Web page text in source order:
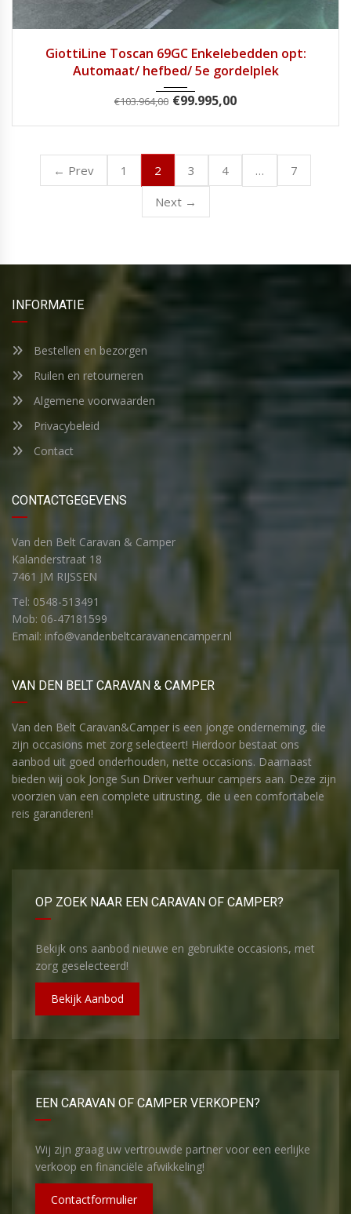
GiottiLine Toscan 69GC Enkelebedden opt:
Automaat/ hefbed/ 5e gordelplek
€103.964,00 €99.995,00
← Prev 1 2 3 4 …
7
Next →
INFORMATIE
Bestellen en bezorgen
Ruilen en retourneren
Algemene voorwaarden
Privacybeleid
Contact
CONTACTGEGEVENS
Van den Belt Caravan & Camper
Kalanderstraat 18
7461 JM RIJSSEN
Tel: 0548-513491
Mob: 06-47181599
Email: info@vandenbeltcaravanencamper.nl
VAN DEN BELT CARAVAN & CAMPER
Van den Belt Caravan&Camper is een jonge onderneming, die
zijn occasions met zorg selecteert! Hierdoor bestaat ons
aanbod uit goed onderhouden, nette occasions. Daarnaast
bieden wij ook Jonge Sun Driver verhuur campers aan. Deze zijn
voorzien van een complete uitrusting, die u een comfortabele
reis garanderen!
OP ZOEK NAAR EEN CARAVAN OF CAMPER?
Bekijk ons aanbod nieuwe en gebruikte occasions, met
zorg geselecteerd!
Bekijk Aanbod
EEN CARAVAN OF CAMPER VERKOPEN?
Wij zijn graag uw vertrouwde partner voor een eerlijke
verkoop en financiële afwikkeling!
Contactformulier